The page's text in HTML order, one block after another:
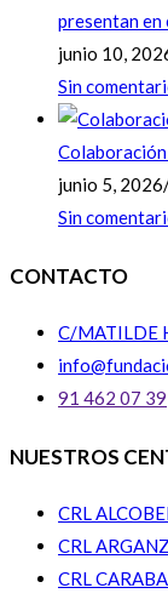
presentan en
junio 10,
Sin
Colaboración
junio 5, 2026
Sin
CONTACTO
C/MATILDE
91 462 07 39
NUESTROS
CRL
CRL
CRL